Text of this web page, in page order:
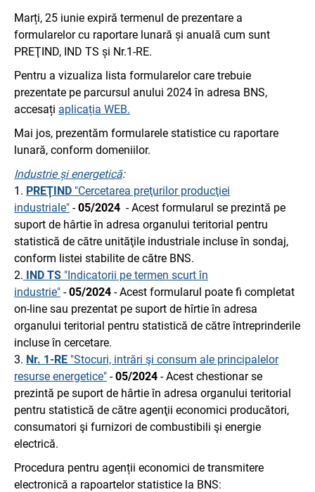
Marți, 25 iunie expiră termenul de prezentare a
formularelor cu raportare lunară și anuală cum sunt
PREŢIND, IND TS și Nr.1-RE.
Pentru a vizualiza lista formularelor care trebuie
prezentate pe parcursul anului 2024 în adresa BNS,
accesați aplicația WEB.
Mai jos, prezentăm formularele statistice cu raportare
lunară, conform domeniilor.
Industrie și energetică:
1. PREŢIND "Cercetarea preţurilor producţiei
industriale" -05/2024 - Acest formularul se prezintă pe
suport de hârtie în adresa organului teritorial pentru
statistică de către unităţile industriale incluse în sondaj,
conform listei stabilite de către BNS.
2. IND TS "Indicatorii pe termen scurt în
industrie" -05/2024 - Acest formularul poate fi completat
on-line sau prezentat pe suport de hîrtie în adresa
organului teritorial pentru statistică de către întreprinderile
incluse în cercetare.
3. Nr. 1-RE "Stocuri, intrări şi consum ale principalelor
resurse energetice" -05/2024 - Acest chestionar se
prezintă pe suport de hârtie în adresa organului teritorial
pentru statistică de către agenţii economici producători,
consumatori şi furnizori de combustibili şi energie
electrică.
Procedura pentru agenții economici de transmitere
electronică a rapoartelor statistice la BNS: